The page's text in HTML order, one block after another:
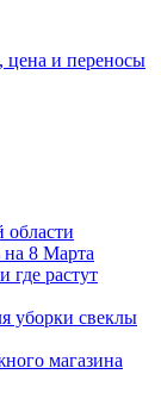
и переносы
области
8 Марта
где растут
уборки свеклы
магазина